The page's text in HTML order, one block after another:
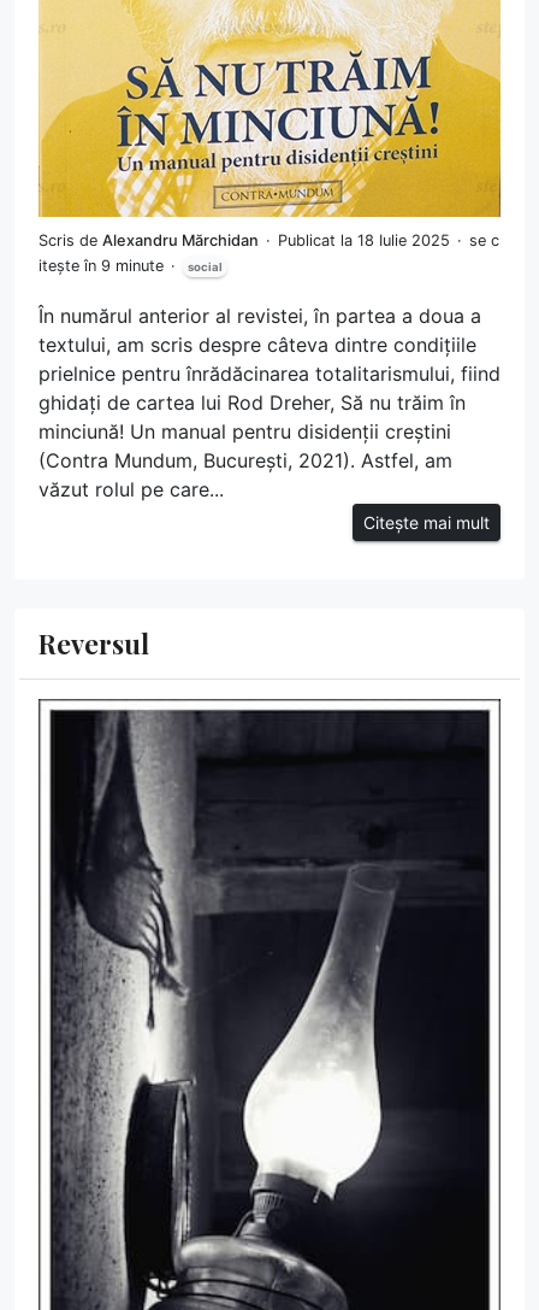
Scris de Alexandru Mărchidan Publicat la 18 Iulie 2025
se c
itește în 9 minute
social
În numărul anterior al revistei, în partea a doua a
textului, am scris despre câteva dintre condițiile
prielnice pentru înrădăcinarea totalitarismului, fiind
ghidați de cartea lui Rod Dreher, Să nu trăim în
minciună! Un manual pentru disidenții creștini
(Contra Mundum, București, 2021). Astfel, am
văzut rolul pe care...
Citește mai mult
Reversul